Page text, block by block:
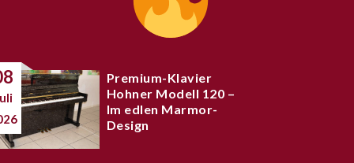
Premium-Klavier
Hohner Modell 120 –
Im edlen Marmor-
Design